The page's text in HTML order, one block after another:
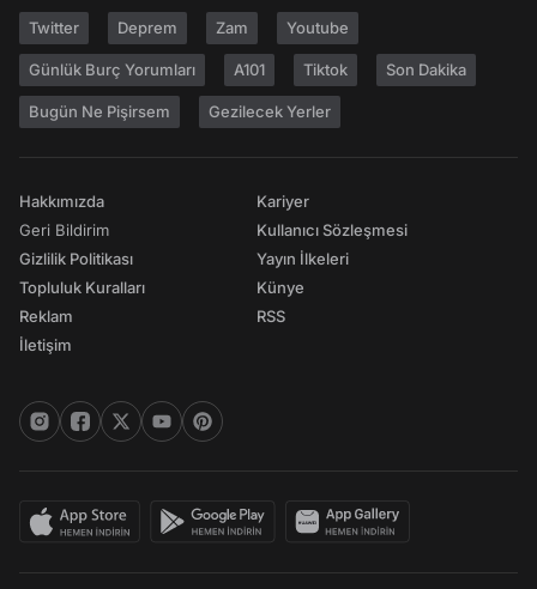
Twitter Deprem Zam Youtube
Günlük Burç Yorumları A101 Tiktok Son Dakika
Bugün Ne Pişirsem Gezilecek Yerler
Hakkımızda
Geri Bildirim
Gizlilik Politikası
Topluluk Kuralları
Reklam
İletişim
Kariyer
Kullanıcı Sözleşmesi
Yayın İlkeleri
Künye
RSS